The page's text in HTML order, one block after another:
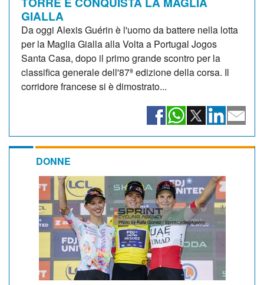
GIALLA
Da oggi Alexis Guérin è l'uomo da battere nella lotta
per la Maglia Gialla alla Volta a Portugal Jogos
Santa Casa, dopo il primo grande scontro per la
classifica generale dell'87ª edizione della corsa. Il
corridore francese si è dimostrato...
DONNE